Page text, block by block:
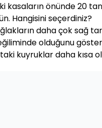
kasaların önünde 20
Hangisini seçerdiniz?
daha çok sağ
olduğunu
kuyruklar daha kısa